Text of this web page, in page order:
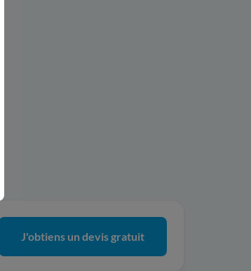
J'obtiens un devis gratuit